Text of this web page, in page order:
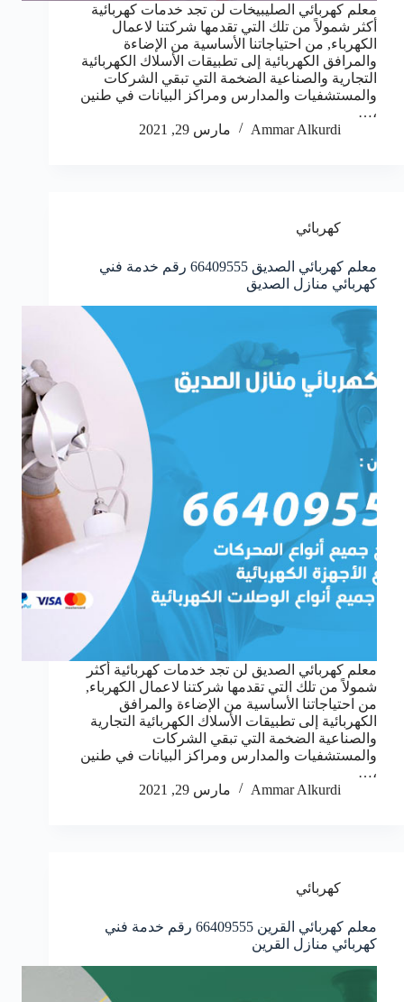
معلم كهربائي الصليبيخات لن تجد خدمات كهربائية
أكثر شمولاً من تلك التي تقدمها شركتنا لاعمال
الكهرباء, من احتياجاتنا الأساسية من الإضاءة
والمرافق الكهربائية إلى تطبيقات الأسلاك الكهربائية
التجارية والصناعية الضخمة التي تبقي الشركات
والمستشفيات والمدارس ومراكز البيانات في طنين
،…
Ammar Alkurdi
مارس 29, 2021
كهربائي
معلم كهربائي الصديق 66409555 رقم خدمة فني
كهربائي منازل الصديق
معلم كهربائي الصديق لن تجد خدمات كهربائية أكثر
شمولاً من تلك التي تقدمها شركتنا لاعمال الكهرباء,
من احتياجاتنا الأساسية من الإضاءة والمرافق
الكهربائية إلى تطبيقات الأسلاك الكهربائية التجارية
والصناعية الضخمة التي تبقي الشركات
والمستشفيات والمدارس ومراكز البيانات في طنين
،…
Ammar Alkurdi
مارس 29, 2021
كهربائي
معلم كهربائي القرين 66409555 رقم خدمة فني
كهربائي منازل القرين